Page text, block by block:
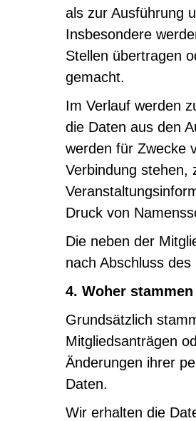
als zur Ausführung
Insbesondere
Stellen übertragen
gemacht.
Im Verlauf werden
die Daten aus den
werden für Zwecke
Verbindung stehen,
Druck von
Die neben der
nach Abschluss
4. Woher
Grundsätzlich
Mitgliedsanträgen
Änderungen ihrer
Daten.
Wir erhalten die